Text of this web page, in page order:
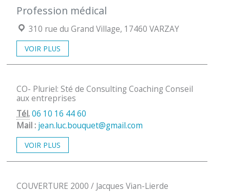
Profession médical
Localisation :
310 rue du Grand Village, 17460 VARZAY
VOIR PLUS
CO- Pluriel: Sté de Consulting Coaching Conseil
aux entreprises
Tél.06 10 16 44 60
Mail : jean.luc.bouquet@gmail.com
VOIR PLUS
COUVERTURE 2000 / Jacques Vian-Lierde